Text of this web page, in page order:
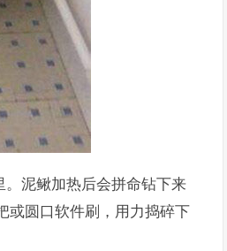
泥鳅加热后会拼命钻下来
或圆口软件刷，用力捣碎下